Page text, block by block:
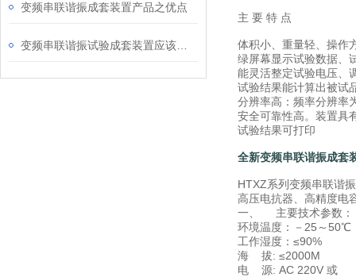
变频串联谐振成套装置产品之优点
主 要 特 点
体积小、重量轻、操作
绿屏幕显示试验数据、
能灵活整定试验电压、
试验结果能计算出被试
分辨率高：频率分辨率
安全可靠性高。装置具
试验结果可打印
全新变频串联谐振成套
HTXZ系列变频串联谐
高压电抗器、高精度电
一、 主要技术参数：
环境温度：－25～50℃
工作湿度：≤90%
海 拔: ≤2000M
电 源: AC 220V 或